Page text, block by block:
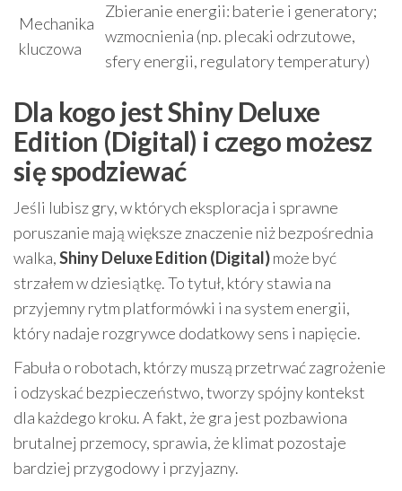
Mechanika
kluczowa
Zbieranie energii: baterie i generatory;
wzmocnienia (np. plecaki odrzutowe,
sfery energii, regulatory temperatury)
Dla kogo jest Shiny Deluxe
Edition (Digital) i czego możesz
się spodziewać
Jeśli lubisz gry, w których eksploracja i sprawne
poruszanie mają większe znaczenie niż bezpośrednia
walka,Shiny Deluxe Edition (Digital)może być
strzałem w dziesiątkę. To tytuł, który stawia na
przyjemny rytm platformówki i na system energii,
który nadaje rozgrywce dodatkowy sens i napięcie.
Fabuła o robotach, którzy muszą przetrwać zagrożenie
i odzyskać bezpieczeństwo, tworzy spójny kontekst
dla każdego kroku. A fakt, że gra jest pozbawiona
brutalnej przemocy, sprawia, że klimat pozostaje
bardziej przygodowy i przyjazny.